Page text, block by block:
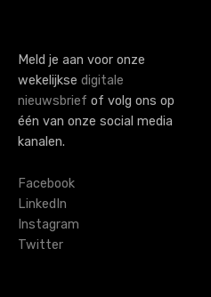
Meld je aan voor onze
wekelijkse digitale
nieuwsbrief of volg ons op
één van onze social media
kanalen.
Facebook
LinkedIn
Instagram
Twitter